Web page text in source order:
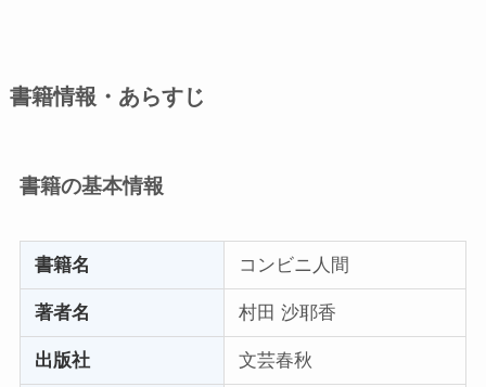
書籍情報・あらすじ
書籍の基本情報
書籍名 コンビニ人間
著者名 村田 沙耶香
出版社 文芸春秋